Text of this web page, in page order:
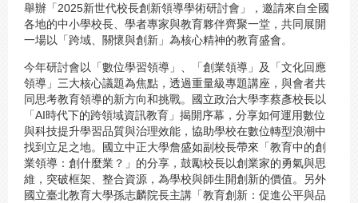
舉辦「2025新世代校長創新領導學術研討會」，邀請來自全國
各地的中小學校長、學者專家與教育夥伴齊聚一堂，共同展開
一場以「跨域、關懷與創新」為核心精神的教育盛會。
今年研討會以「數位學習領導」、「創業領導」及「文化回應
領導」三大核心議題為焦點，透過重量級專題講座，與會者共
同思考教育領導的新方向和挑戰。國立政治大學李蔡彥校長以
「AI時代下的跨領域資訊教育」揭開序幕，分享如何運用數位
與科技提升學習品質與治理效能，協助學校在數位轉型浪潮中
找到立足之地。國立中正大學詹盛如副校長帶來「教育中的創
業領導：創什麼業？」的分享，鼓勵校長以創業家的勇氣與思
維，突破框架、整合資源，為學校與師生開創新的價值。另外
國立臺北教育大學孫志麟院長主講「教育創新：促進公平與品